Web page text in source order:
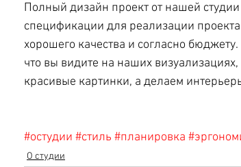
Полный дизайн проект от нашей
спецификации для реализации
хорошего качества и согласно
что вы видите на наших
красивые картинки, а делаем
#остудии #стиль #планировка
О студии